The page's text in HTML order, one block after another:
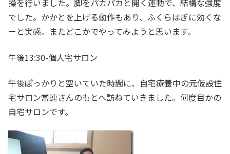
操を行いました。脚をパカパカと開く運動で、結構な強度
でした。かかとを上げる動作もあり、ふくらはぎに効くな
ーと実感。またどこかでやってみようと思います。
午後13:30-個人宅サロン
午後ぽっかりと空いていた時間に、自宅療養中の元仮設住
宅サロン常連さんのもとへ訪ねていきました。何度目かの
自宅サロンです。